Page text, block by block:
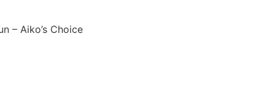
– Aiko’s Choice